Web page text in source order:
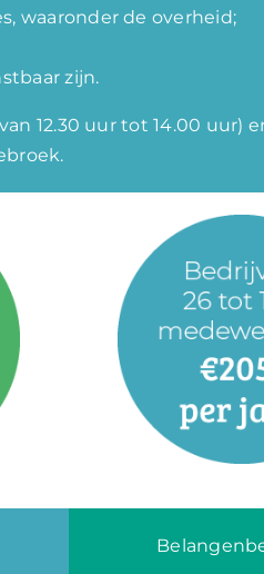
waaronder de overheid;
zijn.
12.30 uur tot 14.00